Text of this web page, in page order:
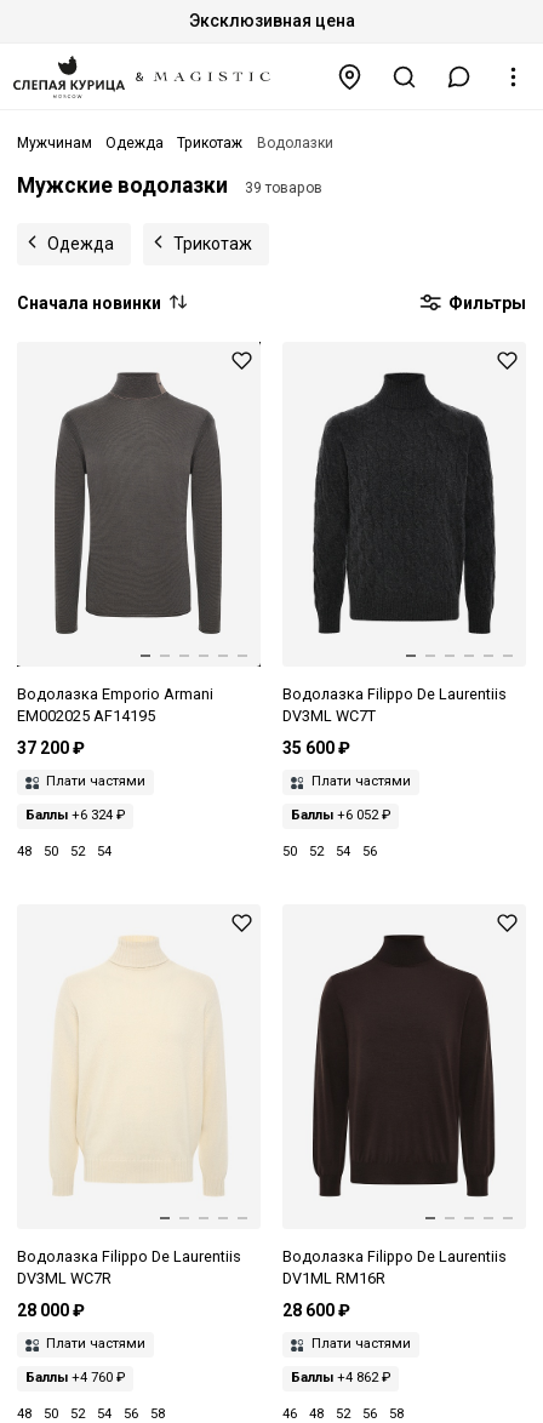
Эксклюзивная цена
Мужчинам Одежда Трикотаж Водолазки
Мужские водолазки 39 товаров
Одежда Трикотаж
Сначала новинки Фильтры
Водолазка Emporio Armani
EM002025 AF14195
37 200 ₽
Плати частями
Баллы +6 324 ₽
48 50 52 54
Водолазка Filippo De Laurentiis
DV3ML WC7T
35 600 ₽
Плати частями
Баллы+6 052 ₽
50 52 54 56
Водолазка Filippo De Laurentiis
DV3ML WC7R
28 000 ₽
Плати частями
Баллы +4 760 ₽
48 50 52 54 56 58
Водолазка Filippo De Laurentiis
DV1ML RM16R
28 600 ₽
Плати частями
Баллы+4 862 ₽
46 48 52 56 58